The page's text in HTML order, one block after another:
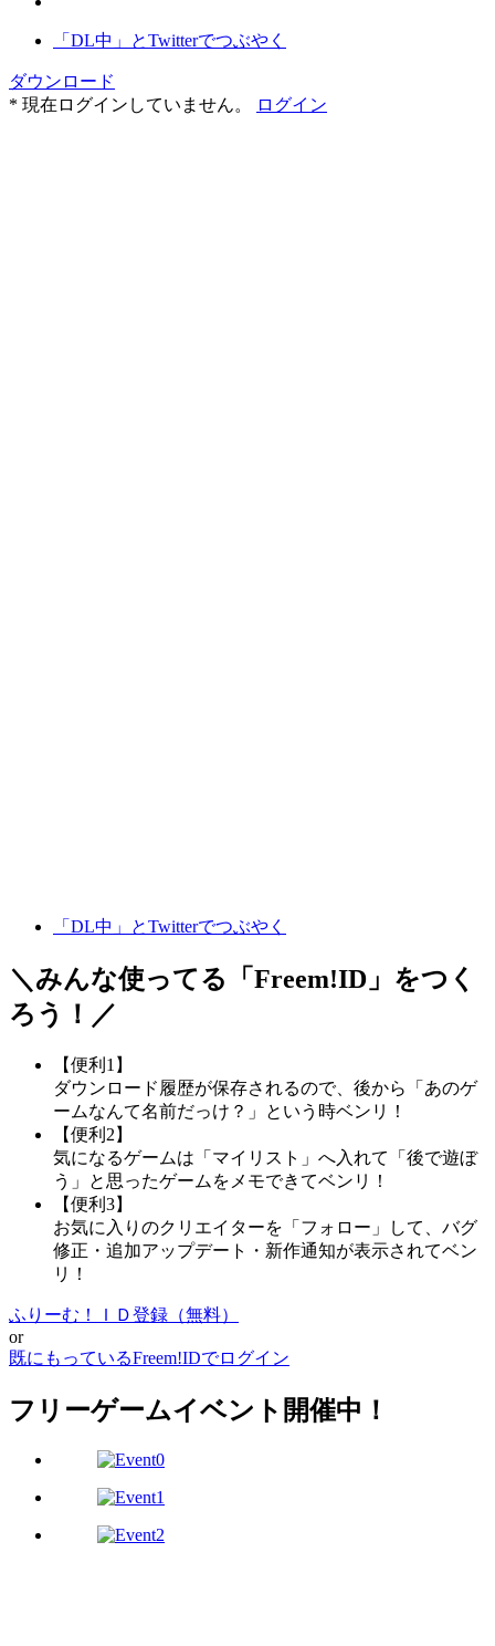
「DL中」とTwitterでつぶやく
ダウンロード
* 現在ログインしていません。
ログイン
「DL中」とTwitterでつぶやく
＼みんな使ってる「 Freem!ID 」をつく
ろう！／
【便利1】
ダウンロード履歴が保存されるので、後から「あのゲ
ームなんて名前だっけ？」という時ベンリ！
【便利2】
気になるゲームは「マイリスト」へ入れて「後で遊ぼ
う」と思ったゲームをメモできてベンリ！
【便利3】
お気に入りのクリエイターを「フォロー」して、バグ
修正・追加アップデート・新作通知が表示されてベン
リ！
ふりーむ！ＩＤ登録（無料）
or
既にもっているFreem!IDでログイン
フリーゲームイベント開催中！